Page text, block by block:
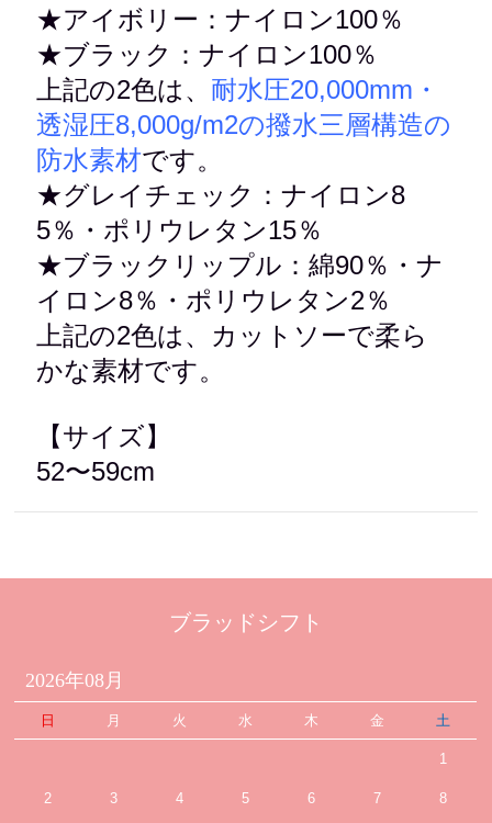
★アイボリー：ナイロン100％
★ブラック：ナイロン100％
上記の2色は、 耐水圧20,000mm・
透湿圧8,000g/m2の撥水三層構造の
防水素材です。
★グレイチェック：ナイロン8
5％・ポリウレタン15％
★ブラックリップル：綿90％・ナ
イロン8％・ポリウレタン2％
上記の2色は、カットソーで柔ら
かな素材です。
【サイズ】
52〜59cm
ブラッドシフト
2026年08月
日 月 火 水 木 金 土
1
2 3 4 5 6 7 8